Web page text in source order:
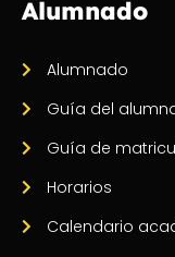
Alumnado
Alumnado
Guía del
Guía de
Horarios
Calendario